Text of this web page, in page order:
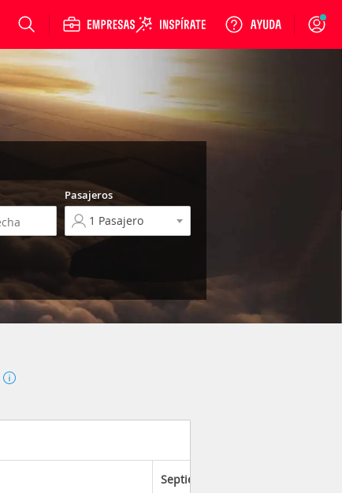
Login
Pasajeros
Septiembre 2026